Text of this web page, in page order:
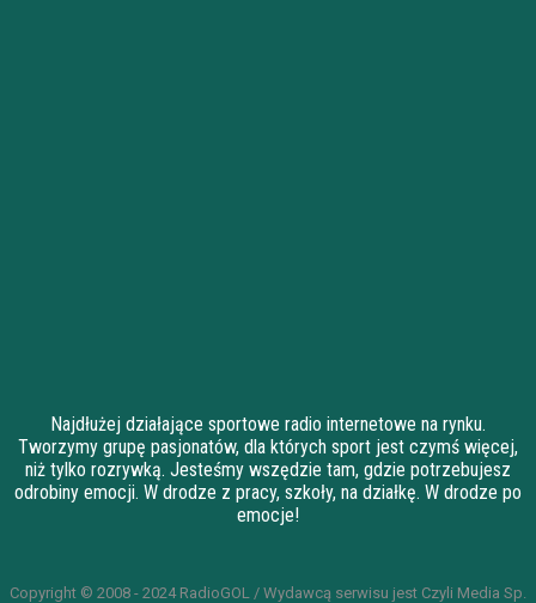
Najdłużej działające sportowe radio internetowe na rynku.
Tworzymy grupę pasjonatów, dla których sport jest czymś więcej,
niż tylko rozrywką. Jesteśmy wszędzie tam, gdzie potrzebujesz
odrobiny emocji. W drodze z pracy, szkoły, na działkę. W drodze po
emocje!
Copyright © 2008 - 2024 RadioGOL / Wydawcą serwisu jest Czyli Media Sp.